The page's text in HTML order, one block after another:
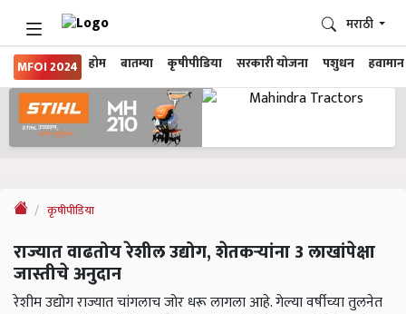
MFOI 2024 होम बातम्या कृषीपीडिया सरकारी योजना पशुधन हवामान
मराठी
कृषीपीडिया
राज्यात वाढतोय रेशील उद्योग, शेतकऱ्यांना 3 लाखांपेक्षा
जास्तीचे अनुदान
रेशीम उद्योग राज्यात चांगलाच जोर धरू लागला आहे. गेल्या वर्षीच्या तुलनेत